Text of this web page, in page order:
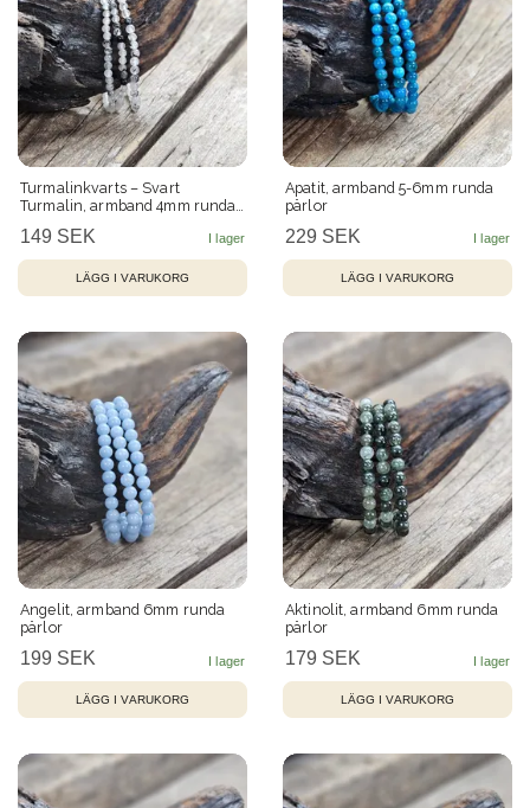
Turmalinkvarts – Svart
Turmalin, armband 4mm runda
149 SEK
Apatit, armband 5-6mm runda
pärlor
229 SEK
Angelit, armband 6mm runda
pärlor
199 SEK
Aktinolit, armband 6mm runda
pärlor
179 SEK